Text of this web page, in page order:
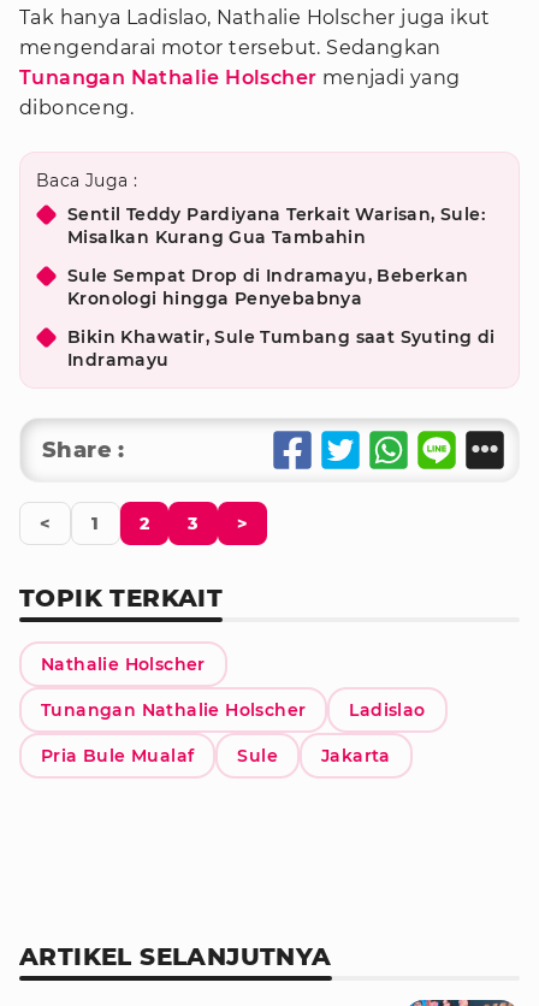
Tak hanya Ladislao, Nathalie Holscher juga ikut
mengendarai motor tersebut. Sedangkan
Tunangan Nathalie Holscher menjadi yang
dibonceng.
Baca Juga :
Sentil Teddy Pardiyana Terkait Warisan, Sule:
Misalkan Kurang Gua Tambahin
Sule Sempat Drop di Indramayu, Beberkan
Kronologi hingga Penyebabnya
Bikin Khawatir, Sule Tumbang saat Syuting di
Indramayu
Share :
< 1 2 3 >
TOPIK TERKAIT
Nathalie Holscher
Tunangan Nathalie Holscher Ladislao
Pria Bule Mualaf Sule Jakarta
ARTIKEL SELANJUTNYA